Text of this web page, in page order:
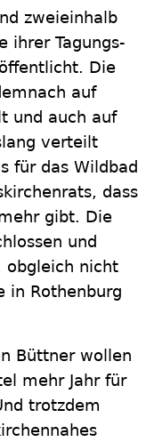
zweieinhalb
ihrer Tagungs-
Die
auf
und auch auf
verteilt
für das Wildbad
dass
gibt. Die
und
obgleich nicht
in Rothenburg
Büttner wollen
mehr Jahr für
trotzdem